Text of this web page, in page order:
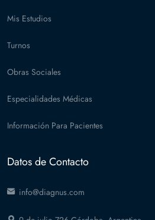
Mis Estudios
Turnos
Obras Sociales
Especialidades Médicas
Información Para Pacientes
Datos de Contacto
info@diagnus.com